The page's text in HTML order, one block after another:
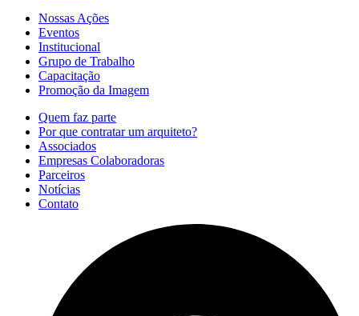
Nossas Ações
Eventos
Institucional
Grupo de Trabalho
Capacitação
Promoção da Imagem
Quem faz parte
Por que contratar um arquiteto?
Associados
Empresas Colaboradoras
Parceiros
Notícias
Contato